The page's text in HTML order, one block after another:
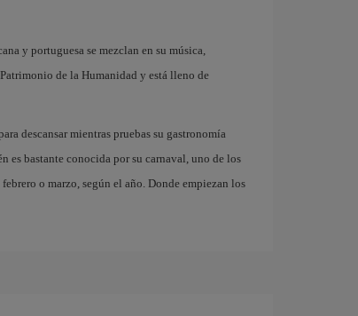
y portuguesa se mezclan en su música,
de la Humanidad y está lleno de
descansar mientras pruebas su gastronomía
es bastante conocida por su carnaval, uno de los
o marzo, según el año. Donde empiezan los